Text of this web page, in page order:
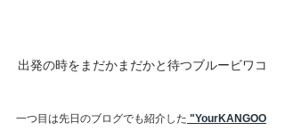
出発の時をまだかまだかと待つブルービワコ
一つ目は先日のブログでも紹介した "YourKANGOO